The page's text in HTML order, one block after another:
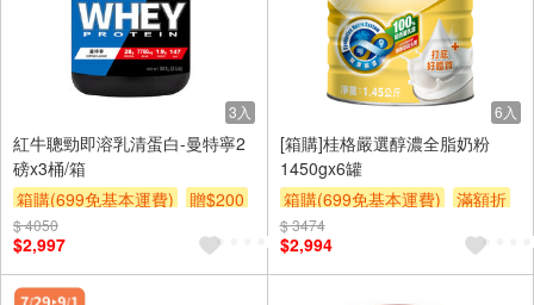
3入
紅牛聰勁即溶乳清蛋白-曼特寧2
磅x3桶/箱
箱購(699免基本運費)
贈$200
$ 4050
$2,997
6入
[箱購]桂格嚴選醇濃全脂奶粉
1450gx6罐
箱購(699免基本運費)
滿額折
贈$200
$ 3474
$2,994